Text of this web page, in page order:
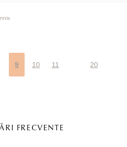
9 10 11 20
FRECVENTE